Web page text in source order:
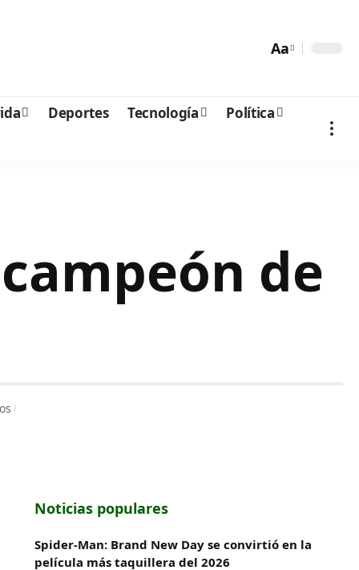
Aa
Deportes Tecnología
Política
de
Noticias populares
Spider-Man: Brand New Day se convirtió en la
película más taquillera del 2026